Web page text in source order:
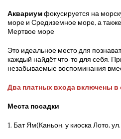
Аквариумфокусируется на
море и Средиземное море, а
Мертвое море
Это идеальное место для
каждый найдёт что-то для себя.
незабываемые воспоминания
Два платных входа включены в
Места посадки
1. Бат Ям(Каньон, у киоска Лото,